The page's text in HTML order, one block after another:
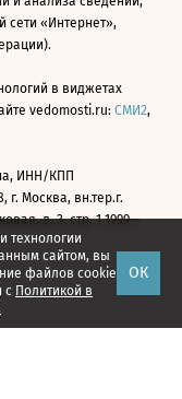
технологии
сайтом, вы
файлов cookie
с Политикой в
ОК
сети «Интернет»,
в виджетах
vedomosti.ru: СМИ2,
ИНН/КПП
г. Москва, вн.тер.г.
д. 3, стр. 1 1999—